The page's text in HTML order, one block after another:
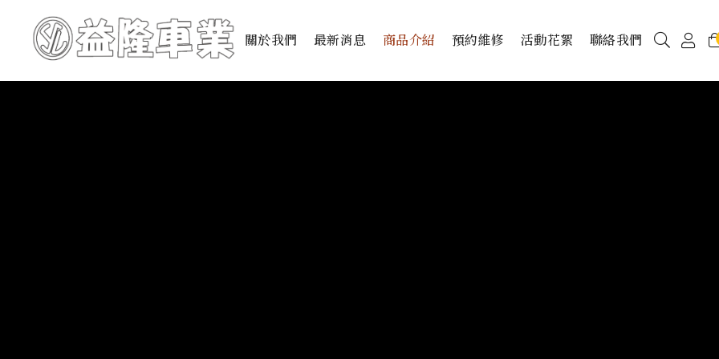
關於我們 最新消息 商品介紹 預約維修 活動花絮 聯絡我們